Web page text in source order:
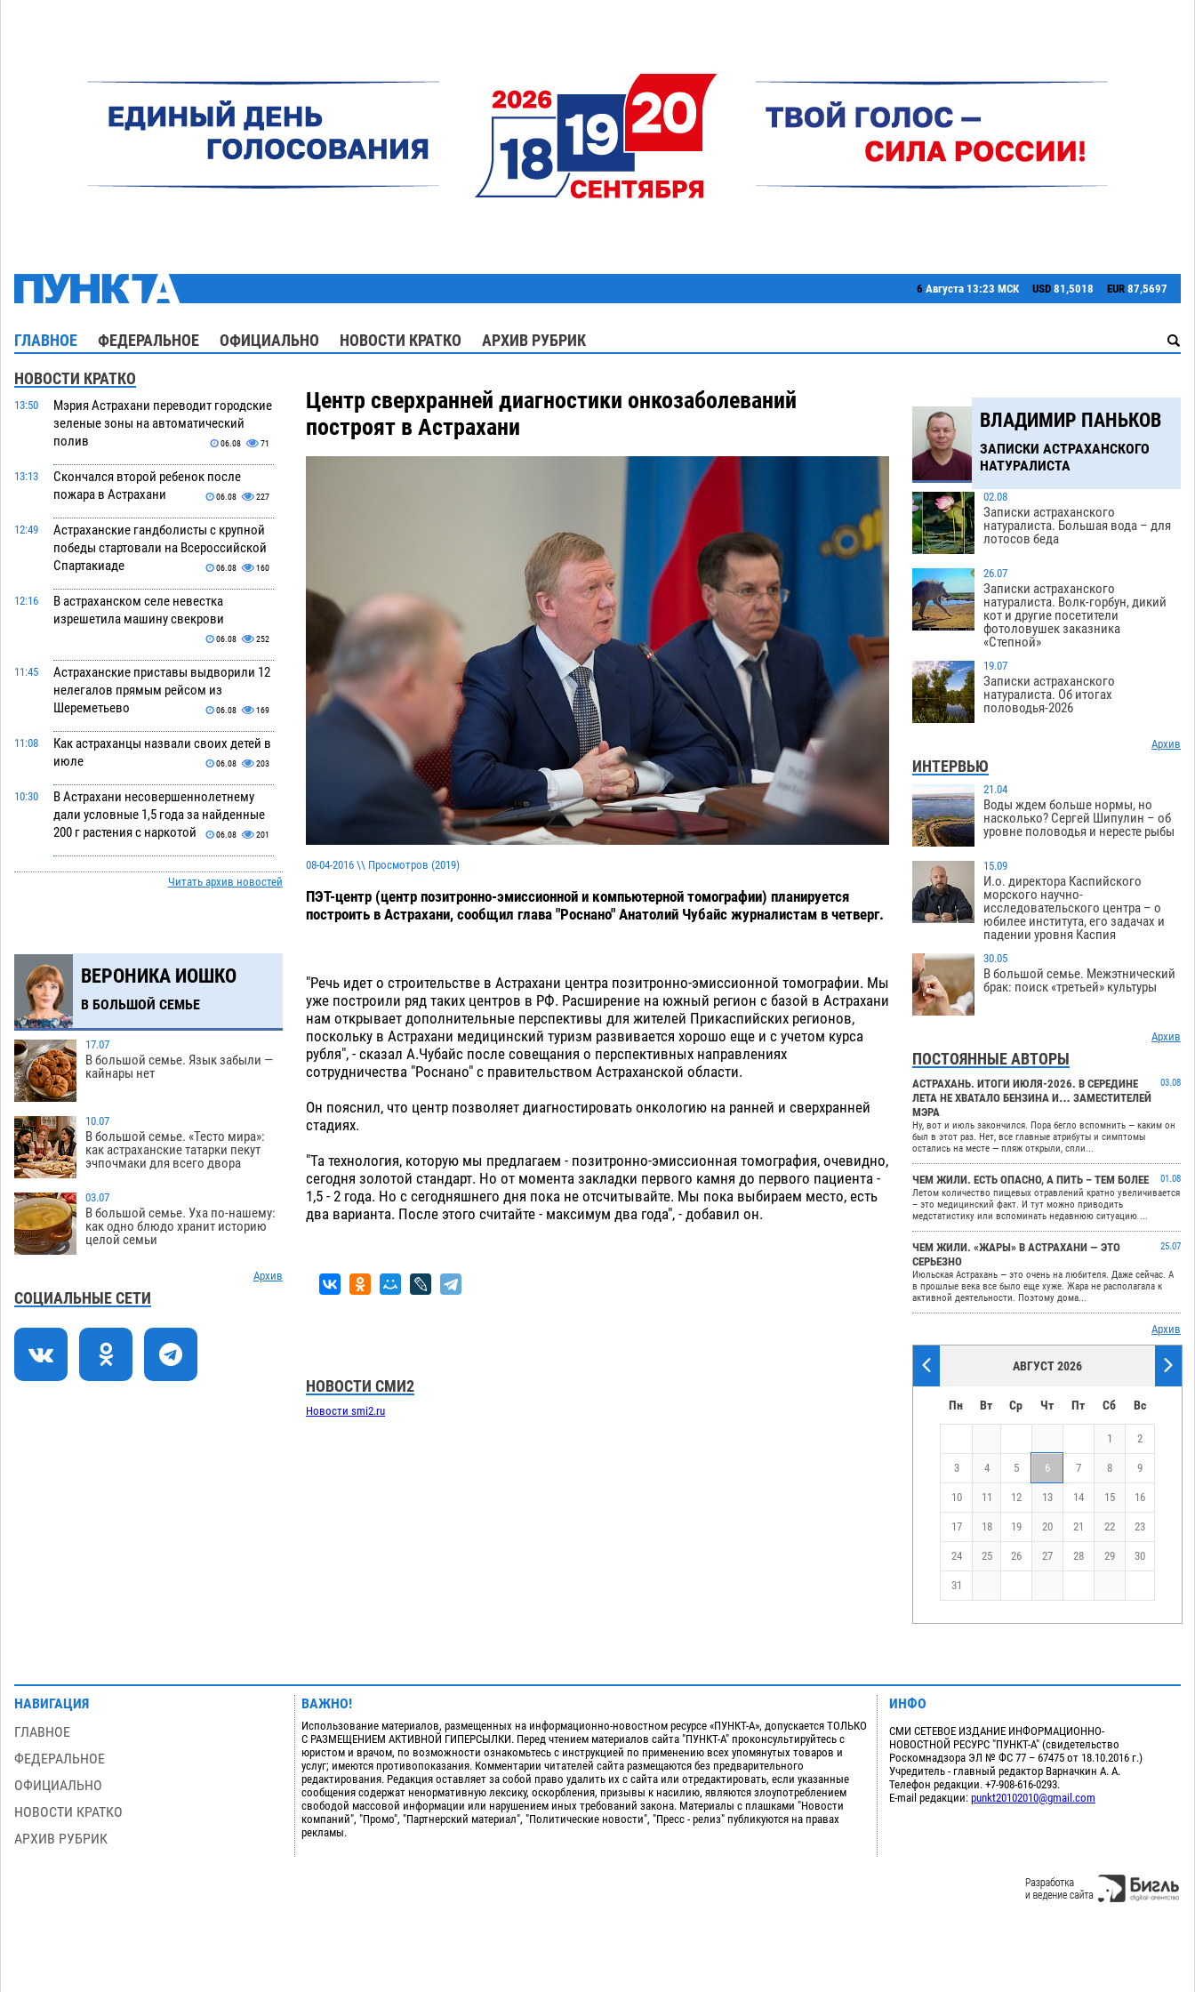
6 Августа 13:23 МСК USD 81,5018 EUR 87,5697
ГЛАВНОЕ ФЕДЕРАЛЬНОЕ ОФИЦИАЛЬНО НОВОСТИ КРАТКО АРХИВ РУБРИК
НОВОСТИ КРАТКО
13:50
Мэрия Астрахани переводит городские
зеленые зоны на автоматический
полив
06.08 71
13:13
Скончался второй ребенок после
пожара в Астрахани
06.08 227
12:49
Астраханские гандболисты с крупной
победы стартовали на Всероссийской
Спартакиаде
06.08 160
12:16
В астраханском селе невестка
изрешетила машину свекрови
06.08 252
11:45
Астраханские приставы выдворили 12
нелегалов прямым рейсом из
Шереметьево
06.08 169
11:08
Как астраханцы назвали своих детей в
июле
06.08 203
10:30
В Астрахани несовершеннолетнему
дали условные 1,5 года за найденные
200 г растения с наркотой
06.08 201
Астраханский детский омбудсмен
помогла многодетному отцу вернуть
новой крышей за шестнадцать
миллионов
06.08
08:29
Астраханские спасатели назвали
причину пожара, в котором погиб 3-
месячный малыш
07:38
Арендатор заплатит миллионы за
порчу солью астраханских
сельхозугодий
20:27
Завтра погода вновь заставит
астраханцев жариться
05.08
19:07
Уникальные артефакты Золотой Орды
выставили в астраханском музее
Маленькую девочку увезли в больницу
после ДТП у «Алимпика» в Астрахани
16:31
Всероссийская летняя перепись
воробьев стартует в Астрахани
Читать архив новостей
ВЕРОНИКА ИОШКО
В БОЛЬШОЙ СЕМЬЕ
17.07
В большой семье. Язык забыли —
кайнары нет
10.07
В большой семье. «Тесто мира»:
как астраханские татарки пекут
эчпочмаки для всего двора
03.07
В большой семье. Уха по-нашему:
как одно блюдо хранит историю
целой семьи
Архив
СОЦИАЛЬНЫЕ СЕТИ
Центр сверхранней диагностики онкозаболеваний
построят в Астрахани
08-04-2016 \\ Просмотров (2019)
ПЭТ-центр (центр позитронно-эмиссионной и компьютерной томографии) планируется
построить в Астрахани, сообщил глава "Роснано" Анатолий Чубайс журналистам в четверг.
"Речь идет о строительстве в Астрахани центра позитронно-эмиссионной томографии. Мы
уже построили ряд таких центров в РФ. Расширение на южный регион с базой в Астрахани
нам открывает дополнительные перспективы для жителей Прикаспийских регионов,
поскольку в Астрахани медицинский туризм развивается хорошо еще и с учетом курса
рубля", - сказал А.Чубайс после совещания о перспективных направлениях
сотрудничества "Роснано" с правительством Астраханской области.
Он пояснил, что центр позволяет диагностировать онкологию на ранней и сверхранней
стадиях.
"Та технология, которую мы предлагаем - позитронно-эмиссионная томография, очевидно,
сегодня золотой стандарт. Но от момента закладки первого камня до первого пациента -
1,5 - 2 года. Но с сегодняшнего дня пока не отсчитывайте. Мы пока выбираем место, есть
два варианта. После этого считайте - максимум два года", - добавил он.
НОВОСТИ СМИ2
Новости smi2.ru
ВЛАДИМИР ПАНЬКОВ
ЗАПИСКИ АСТРАХАНСКОГО
НАТУРАЛИСТА
02.08
Записки астраханского
натуралиста. Большая вода – для
лотосов беда
26.07
Записки астраханского
натуралиста. Волк-горбун, дикий
кот и другие посетители
фотоловушек заказника
«Степной»
19.07
Записки астраханского
натуралиста. Об итогах
половодья-2026
Архив
ИНТЕРВЬЮ
21.04
Воды ждем больше нормы, но
насколько? Сергей Шипулин – об
уровне половодья и нересте рыбы
15.09
И.о. директора Каспийского
морского научно-
исследовательского центра – о
юбилее института, его задачах и
падении уровня Каспия
30.05
В большой семье. Межэтнический
брак: поиск «третьей» культуры
Архив
ПОСТОЯННЫЕ АВТОРЫ
АСТРАХАНЬ. ИТОГИ ИЮЛЯ-2026. В СЕРЕДИНЕ
ЛЕТА НЕ ХВАТАЛО БЕНЗИНА И… ЗАМЕСТИТЕЛЕЙ
МЭРА
03.08
Ну, вот и июль закончился. Пора бегло вспомнить — каким он
был в этот раз. Нет, все главные атрибуты и симптомы
остались на месте — пляж открыли, спли...
ЧЕМ ЖИЛИ. ЕСТЬ ОПАСНО, А ПИТЬ – ТЕМ БОЛЕЕ
01.08
Летом количество пищевых отравлений кратно увеличивается
– это медицинский факт. И тут можно приводить
медстатистику или вспоминать недавнюю ситуацию ...
ЧЕМ ЖИЛИ. «ЖАРЫ» В АСТРАХАНИ — ЭТО
СЕРЬЕЗНО
25.07
Июльская Астрахань — это очень на любителя. Даже сейчас. А
в прошлые века все было еще хуже. Жара не располагала к
активной деятельности. Поэтому дома...
Архив
АВГУСТ 2026
Пн Вт Ср Чт Пт Сб Вс
1 2
3 4 5 6 7 8 9
10 11 12 13 14 15 16
17 18 19 20 21 22 23
24 25 26 27 28 29 30
31
НАВИГАЦИЯ
ГЛАВНОЕ
ФЕДЕРАЛЬНОЕ
ОФИЦИАЛЬНО
НОВОСТИ КРАТКО
АРХИВ РУБРИК
ВАЖНО!
Использование материалов, размещенных на информационно-новостном ресурсе «ПУНКТ-А», допускается ТОЛЬКО
С РАЗМЕЩЕНИЕМ АКТИВНОЙ ГИПЕРСЫЛКИ. Перед чтением материалов сайта "ПУНКТ-А" проконсультируйтесь с
юристом и врачом, по возможности ознакомьтесь с инструкцией по применению всех упомянутых товаров и
услуг; имеются противопоказания. Комментарии читателей сайта размещаются без предварительного
редактирования. Редакция оставляет за собой право удалить их с сайта или отредактировать, если указанные
сообщения содержат ненормативную лексику, оскорбления, призывы к насилию, являются злоупотреблением
свободой массовой информации или нарушением иных требований закона. Материалы с плашками "Новости
компаний", "Промо", "Партнерский материал", "Политические новости", "Пресс - релиз" публикуются на правах
рекламы.
ИНФО
СМИ СЕТЕВОЕ ИЗДАНИЕ ИНФОРМАЦИОННО-
НОВОСТНОЙ РЕСУРС "ПУНКТ-А" (свидетельство
Роскомнадзора ЭЛ № ФС 77 – 67475 от 18.10.2016 г.)
Учредитель - главный редактор Варначкин А. А.
Телефон редакции. +7-908-616-0293.
E-mail редакции: punkt20102010@gmail.com